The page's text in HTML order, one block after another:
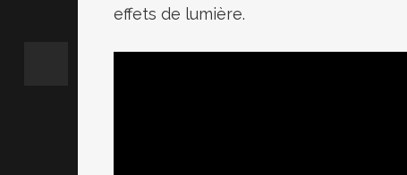
effets de lumière.